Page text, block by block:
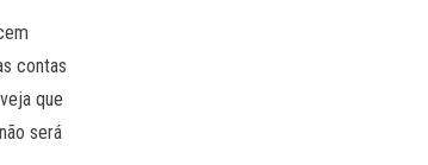
contas
que
será